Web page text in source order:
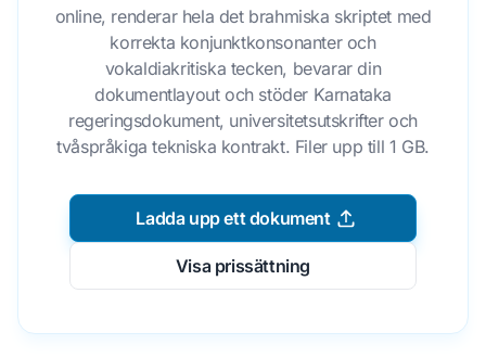
online, renderar hela det brahmiska skriptet med
korrekta konjunktkonsonanter och
vokaldiakritiska tecken, bevarar din
dokumentlayout och stöder Karnataka
regeringsdokument, universitetsutskrifter och
tvåspråkiga tekniska kontrakt. Filer upp till 1 GB.
Ladda upp ett dokument
Visa prissättning